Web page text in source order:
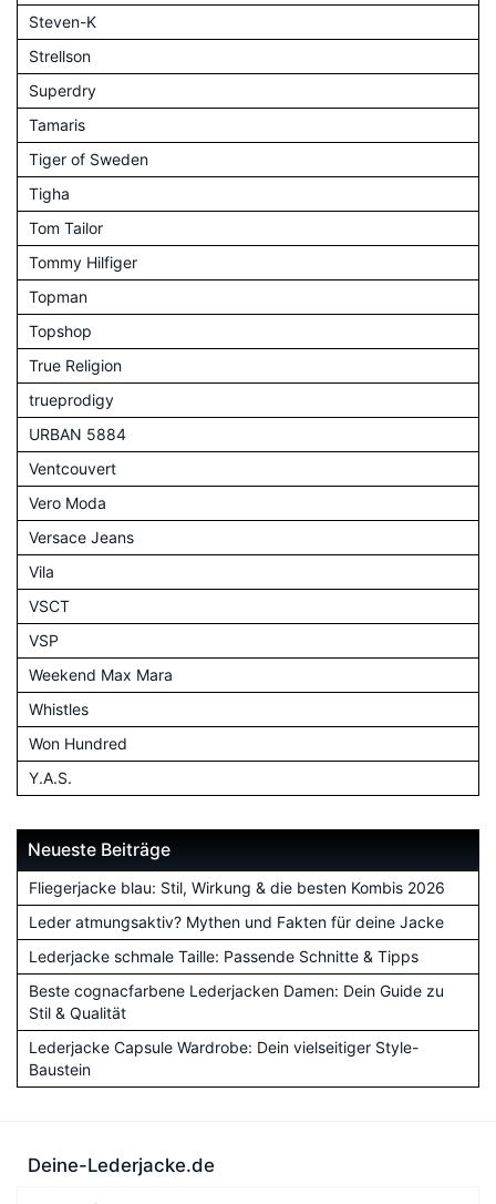
Steven-K
Strellson
Superdry
Tamaris
Tiger of Sweden
Tigha
Tom Tailor
Tommy Hilfiger
Topman
Topshop
True Religion
trueprodigy
URBAN 5884
Ventcouvert
Vero Moda
Versace Jeans
Vila
VSCT
VSP
Weekend Max Mara
Whistles
Won Hundred
Y.A.S.
Neueste Beiträge
Fliegerjacke blau: Stil, Wirkung & die besten Kombis 2026
Leder atmungsaktiv? Mythen und Fakten für deine Jacke
Lederjacke schmale Taille: Passende Schnitte & Tipps
Beste cognacfarbene Lederjacken Damen: Dein Guide zu
Stil & Qualität
Lederjacke Capsule Wardrobe: Dein vielseitiger Style-
Baustein
Deine-Lederjacke.de